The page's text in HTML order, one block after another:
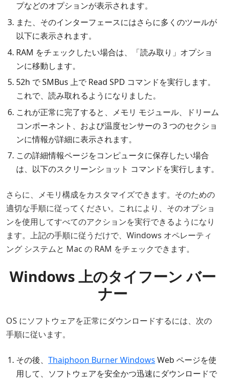
プなどのオプションが表示されます。
また、そのインターフェースにはさらに多くのツールが
以下に表示されます。
RAM をチェックしたい場合は、「読み取り」オプショ
ンに移動します。
52h で SMBus 上で Read SPD コマンドを実行します。
これで、読み取れるようになりました。
これが正常に完了すると、メモリ モジュール、ドリーム
コンポーネント、および温度センサーの 3 つのセクショ
ンに情報が詳細に表示されます。
この詳細情報ページをコンピュータに保存したい場合
は、以下のスクリーンショット コマンドを実行します。
さらに、メモリ構成をカスタマイズできます。そのための
適切な手順に従ってください。これにより、そのオプショ
ンを使用してすべてのアクションを実行できるようになり
ます。上記の手順に従うだけで、Windows オペレーティ
ング システムと Mac の RAM をチェックできます。
Windows 上のタイフーン バー
ナー
OS にソフトウェアを正常にダウンロードするには、次の
手順に従います。
その後、 Thaiphoon Burner Windows Web ページを使
用して、ソフトウェアを安全かつ迅速にダウンロードで